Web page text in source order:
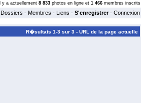
Il y a actuellement 8 833 photos en ligne et 1 466 membres inscrits
Dossiers - Membres - Liens - S'enregistrer- Connexion
R�sultats 1-3 sur 3 - URL de la page actuelle